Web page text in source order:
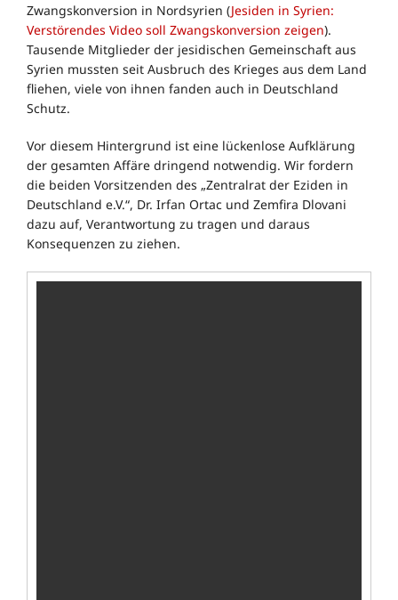
Zwangskonversion in Nordsyrien (Jesiden in Syrien:
Verstörendes Video soll Zwangskonversion zeigen).
Tausende Mitglieder der jesidischen Gemeinschaft aus
Syrien mussten seit Ausbruch des Krieges aus dem Land
fliehen, viele von ihnen fanden auch in Deutschland
Schutz.
Vor diesem Hintergrund ist eine lückenlose Aufklärung
der gesamten Affäre dringend notwendig. Wir fordern
die beiden Vorsitzenden des „Zentralrat der Eziden in
Deutschland e.V.“, Dr. Irfan Ortac und Zemfira Dlovani
dazu auf, Verantwortung zu tragen und daraus
Konsequenzen zu ziehen.